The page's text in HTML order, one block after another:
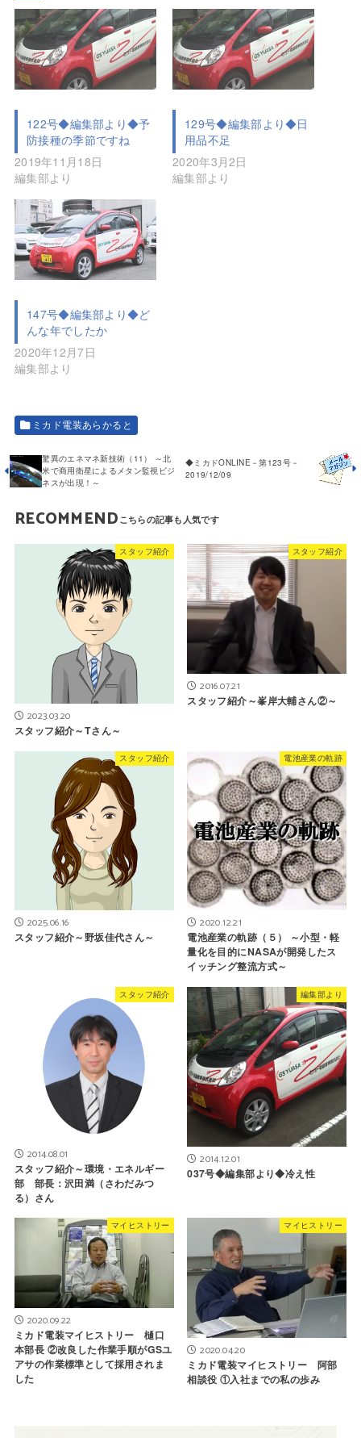
122号◆編集部より◆予
防接種の季節ですね
2019年11月18日
編集部より
129号◆編集部より◆日
用品不⾜
2020年3月2日
編集部より
147号◆編集部より◆ど
んな年でしたか
2020年12月7日
編集部より
ミカド電装あらかると
◆ミカドONLINE－第123号－
2019/12/09
驚異のエネマネ新技術（11） ～北
米で商用衛星によるメタン監視ビジ
ネスが出現！～
RECOMMEND
スタッフ紹介
2023.03.20
スタッフ紹介～Tさん～
スタッフ紹介
2016.07.21
スタッフ紹介～峯岸大輔さん②～
スタッフ紹介
2025.06.16
スタッフ紹介～野坂佳代さん～
電池産業の軌跡
2020.12.21
電池産業の軌跡（５） ～小型・軽
量化を目的にNASAが開発したス
イッチング整流方式～
スタッフ紹介
2014.08.01
スタッフ紹介～環境・エネルギー
部 部長：沢田満（さわだみつ
る）さん
編集部より
2014.12.01
037号◆編集部より◆冷え性
マイヒストリー
2020.09.22
ミカド電装マイヒストリー 樋口
本部長 ②改良した作業手順がGSユ
アサの作業標準として採用されま
した
マイヒストリー
2020.04.20
ミカド電装マイヒストリー 阿部
相談役 ①入社までの私の歩み